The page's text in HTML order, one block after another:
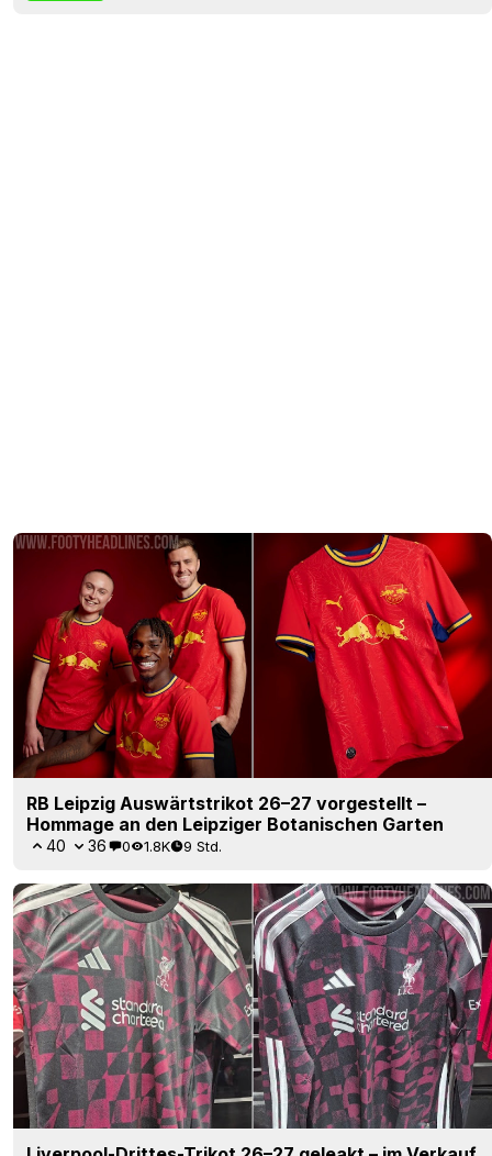
RB Leipzig Auswärtstrikot 26–27 vorgestellt –
Hommage an den Leipziger Botanischen Garten
40 36 0 1.8K 9 Std.